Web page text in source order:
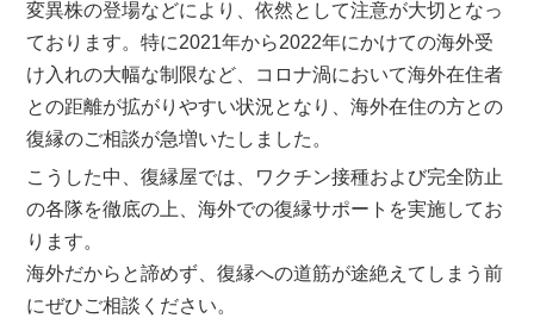
変異株の登場などにより、依然として注意が大切となっ
ております。特に2021年から2022年にかけての海外受
け入れの大幅な制限など、コロナ渦において海外在住者
との距離が拡がりやすい状況となり、海外在住の方との
復縁のご相談が急増いたしました。
こうした中、復縁屋では、ワクチン接種および完全防止
の各隊を徹底の上、海外での復縁サポートを実施してお
ります。
海外だからと諦めず、復縁への道筋が途絶えてしまう前
にぜひご相談ください。